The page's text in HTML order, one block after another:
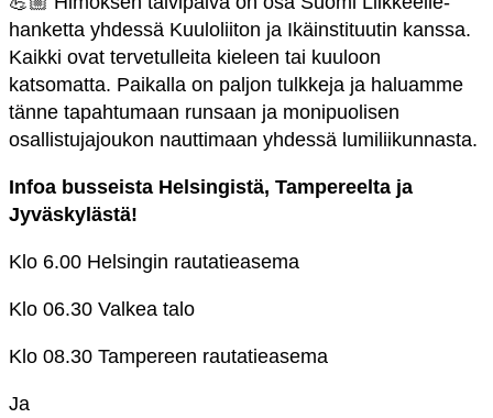
hanketta yhdessä Kuuloliiton ja Ikäinstituutin kanssa.
Kaikki ovat tervetulleita kieleen tai kuuloon
katsomatta. Paikalla on paljon tulkkeja ja haluamme
tänne tapahtumaan runsaan ja monipuolisen
osallistujajoukon nauttimaan yhdessä lumiliikunnasta.
Infoa busseista Helsingistä, Tampereelta ja
Jyväskylästä!
Klo 6.00 Helsingin rautatieasema
Klo 06.30 Valkea talo
Klo 08.30 Tampereen rautatieasema
Ja